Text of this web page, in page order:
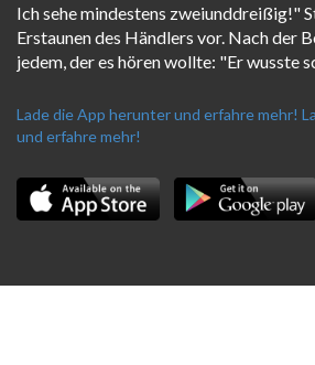
Ich sehe mindestens zweiunddreißig!"
Erstaunen des Händlers vor. Nach der
jedem, der es hören wollte: "Er wusste
Lade die App herunter und erfahre mehr!
und erfahre mehr!